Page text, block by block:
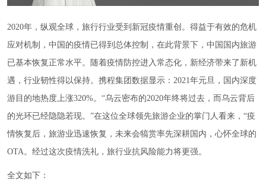
2020年，纵观全球，旅行行业受到新冠疫情重创。得益于有效的危机
应对机制，中国的疫情已得到总体控制，在此背景下，中国国内旅游
已基本恢复正常水平。随着疫情防控进入常态化，新经济带来了新机
遇，行业韧性得以保持。携程集团数据显示：2021年元旦，国内深度
游目的地热度上涨320%。“乌云密布的2020年终将过去，而乌云背后
的光环已经隐隐若现。”在这位全球领先旅游企业的掌门人看来，“疫
情恢复后，旅游业迅速恢复，未来会犒赏率先深耕国内，心怀全球的
OTA。经过这次疫情洗礼，旅行业抗风险能力将更强。
全文如下：